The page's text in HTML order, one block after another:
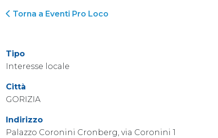
Torna a Eventi Pro Loco
Tipo
Interesse locale
Città
GORIZIA
Indirizzo
Palazzo Coronini Cronberg, via Coronini 1